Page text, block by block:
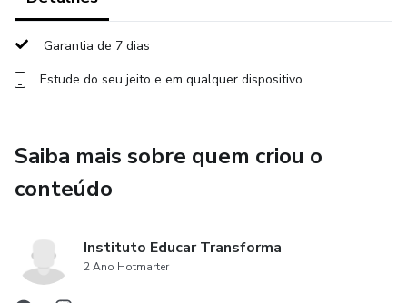
Garantia de 7 dias
Estude do seu jeito e em qualquer dispositivo
Saiba mais sobre quem criou o
conteúdo
Instituto Educar Transforma
2 Ano Hotmarter